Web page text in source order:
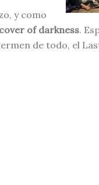
y como
of darkness.
de todo, el